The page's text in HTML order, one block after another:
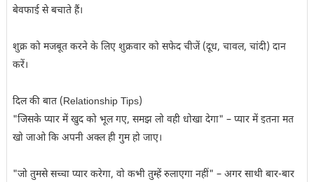
बेवफाई से बचाते हैं।
शुक्र को मजबूत करने के लिए शुक्रवार को सफेद चीजें (दूध, चावल, चांदी) दान
करें।
दिल की बात (Relationship Tips)
"जिसके प्यार में खुद को भूल गए, समझ लो वही धोखा देगा" – प्यार में इतना मत
खो जाओ कि अपनी अक्ल ही गुम हो जाए।
"जो तुमसे सच्चा प्यार करेगा, वो कभी तुम्हें रुलाएगा नहीं" – अगर साथी बार-बार